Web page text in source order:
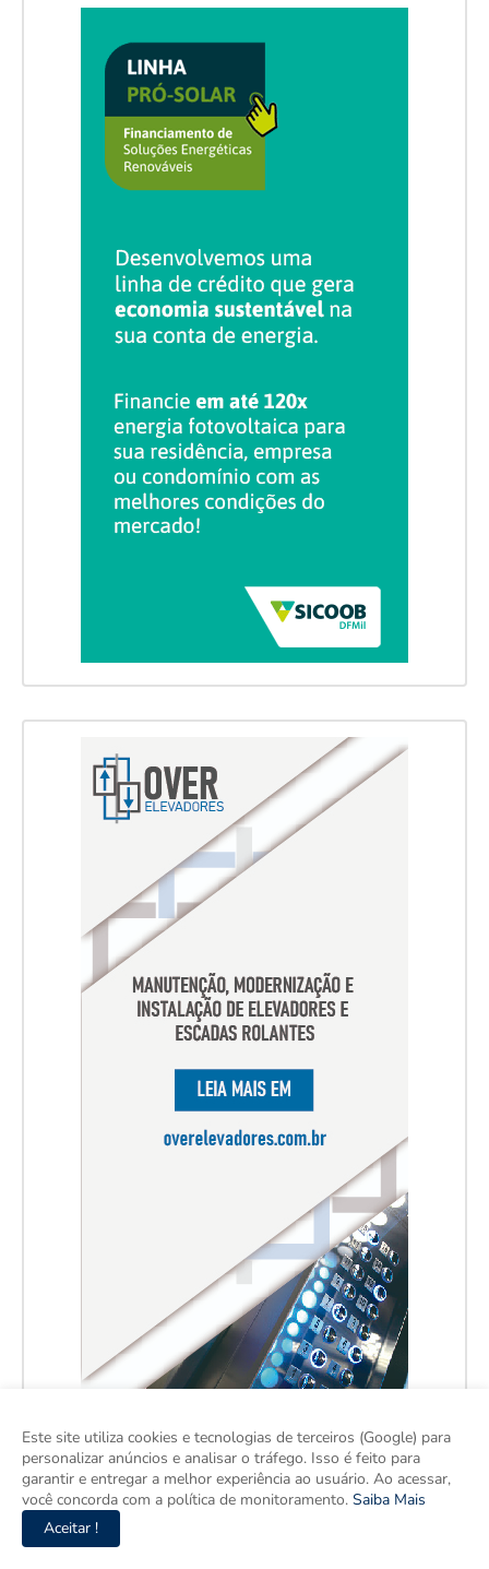
Este site utiliza cookies e tecnologias de terceiros (Google) para
personalizar anúncios e analisar o tráfego. Isso é feito para
garantir e entregar a melhor experiência ao usuário. Ao acessar,
você concorda com a política de monitoramento. Saiba Mais
Aceitar !